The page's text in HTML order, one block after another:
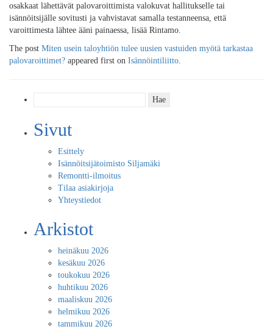
osakkaat lähettävät palovaroittimista valokuvat hallitukselle tai
isännöitsijälle sovitusti ja vahvistavat samalla testanneensa, että
varoittimesta lähtee ääni painaessa, lisää Rintamo.
The post Miten usein taloyhtiön tulee uusien vastuiden myötä tarkastaa
palovaroittimet? appeared first on Isännöintiliitto.
Sivut
Esittely
Isännöitsijätoimisto Siljamäki
Remontti-ilmoitus
Tilaa asiakirjoja
Yhteystiedot
Arkistot
heinäkuu 2026
kesäkuu 2026
toukokuu 2026
huhtikuu 2026
maaliskuu 2026
helmikuu 2026
tammikuu 2026